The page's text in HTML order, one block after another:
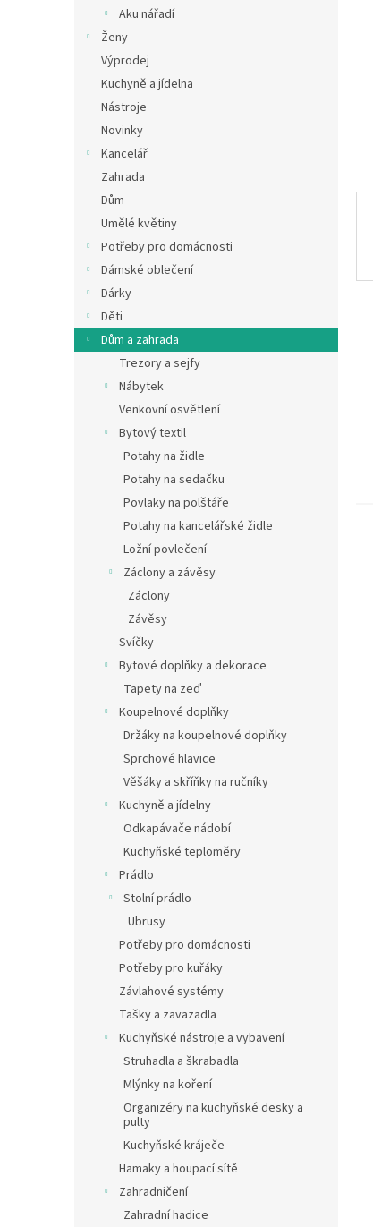
Aku nářadí
Ženy
Výprodej
Kuchyně a jídelna
Nástroje
Novinky
Kancelář
Zahrada
Dům
Umělé květiny
Potřeby pro domácnosti
Dámské oblečení
Dárky
Děti
Dům a zahrada
Trezory a sejfy
Nábytek
Venkovní osvětlení
Bytový textil
Potahy na židle
Potahy na sedačku
Povlaky na polštáře
Potahy na kancelářské židle
Ložní povlečení
Záclony a závěsy
Záclony
Závěsy
Svíčky
Bytové doplňky a dekorace
Tapety na zeď
Koupelnové doplňky
Držáky na koupelnové doplňky
Sprchové hlavice
Věšáky a skříňky na ručníky
Kuchyně a jídelny
Odkapávače nádobí
Kuchyňské teploměry
Prádlo
Stolní prádlo
Ubrusy
Potřeby pro domácnosti
Potřeby pro kuřáky
Závlahové systémy
Tašky a zavazadla
Kuchyňské nástroje a vybavení
Struhadla a škrabadla
Mlýnky na koření
Organizéry na kuchyňské desky a
pulty
Kuchyňské kráječe
Hamaky a houpací sítě
Zahradničení
Zahradní hadice